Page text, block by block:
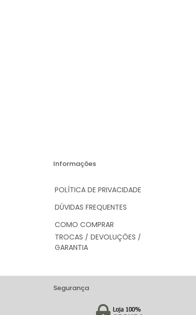
Informações
POLÍTICA DE PRIVACIDADE
DÚVIDAS FREQUENTES
COMO COMPRAR
TROCAS / DEVOLUÇÕES /
GARANTIA
Segurança